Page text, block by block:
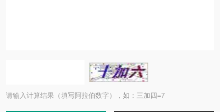
请输入计算结果（填写阿拉伯数字），如：三加四=7